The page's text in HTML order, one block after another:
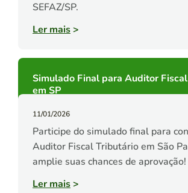
SEFAZ/SP.
Ler mais>
Simulado Final para Auditor
em SP
11/01/2026
Participe do simulado final para
Auditor Fiscal Tributário em São
amplie suas chances de aprovação!
Ler mais>